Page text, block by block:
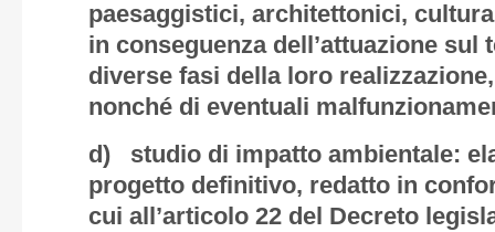
paesaggistici, architettonici,
in conseguenza dell’attuazione
diverse fasi della loro
nonché di eventuali
d) studio di impatto ambientale:
progetto definitivo, redatto in
cui all’articolo 22 del Decreto